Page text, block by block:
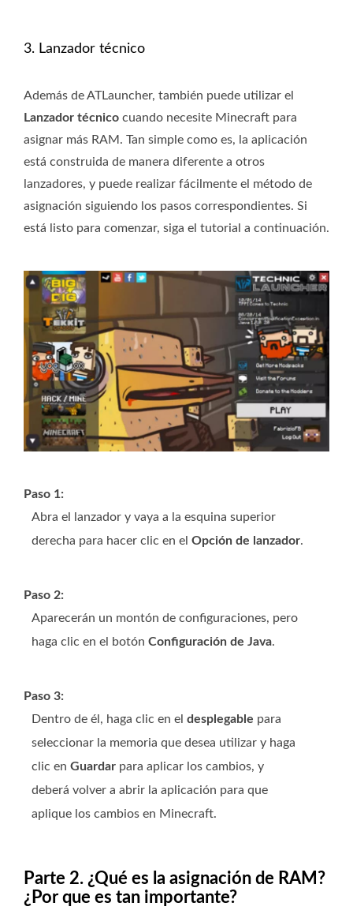
3. Lanzador técnico
Además de ATLauncher, también puede utilizar el
Lanzador técnico cuando necesite Minecraft para
asignar más RAM. Tan simple como es, la aplicación
está construida de manera diferente a otros
lanzadores, y puede realizar fácilmente el método de
asignación siguiendo los pasos correspondientes. Si
está listo para comenzar, siga el tutorial a continuación.
Paso 1:
Abra el lanzador y vaya a la esquina superior
derecha para hacer clic en el Opción de lanzador.
Paso 2:
Aparecerán un montón de configuraciones, pero
haga clic en el botón Configuración de Java.
Paso 3:
Dentro de él, haga clic en el desplegable para
seleccionar la memoria que desea utilizar y haga
clic en Guardar para aplicar los cambios, y
deberá volver a abrir la aplicación para que
aplique los cambios en Minecraft.
Parte 2. ¿Qué es la asignación de RAM?
¿Por que es tan importante?